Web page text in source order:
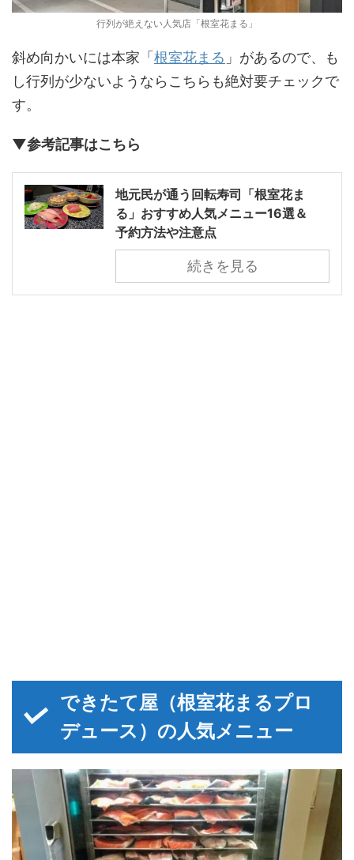
行列が絶えない人気店「根室花まる」
斜め向かいには本家「根室花まる 」があるので、も
し行列が少ないようならこちらも絶対要チェックで
す。
▼参考記事はこちら
地元民が通う回転寿司「根室花ま
る」おすすめ人気メニュー16選＆
予約方法や注意点
続きを見る
できたて屋（根室花まるプロ
デュース）の人気メニュー